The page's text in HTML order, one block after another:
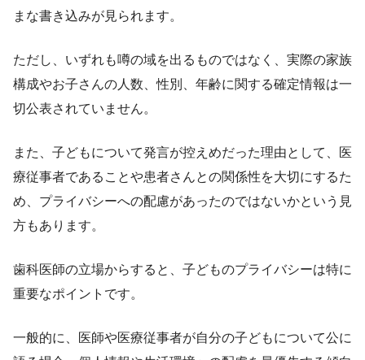
まな書き込みが見られます。
ただし、いずれも噂の域を出るものではなく、実際の家族
構成やお子さんの人数、性別、年齢に関する確定情報は一
切公表されていません。
また、子どもについて発言が控えめだった理由として、医
療従事者であることや患者さんとの関係性を大切にするた
め、プライバシーへの配慮があったのではないかという見
方もあります。
歯科医師の立場からすると、子どものプライバシーは特に
重要なポイントです。
一般的に、医師や医療従事者が自分の子どもについて公に